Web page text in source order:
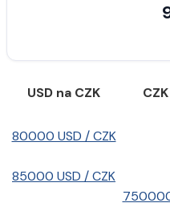
USD na CZK
80000 USD / CZK
85000 USD / CZK